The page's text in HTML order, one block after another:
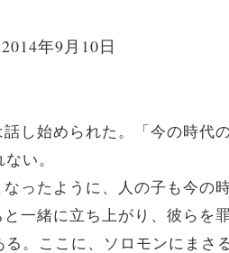
2014年9月10日
し始められた。「今の時代
い。
ったように、人の子も今の
一緒に立ち上がり、彼らを
。ここに、ソロモンにまさ